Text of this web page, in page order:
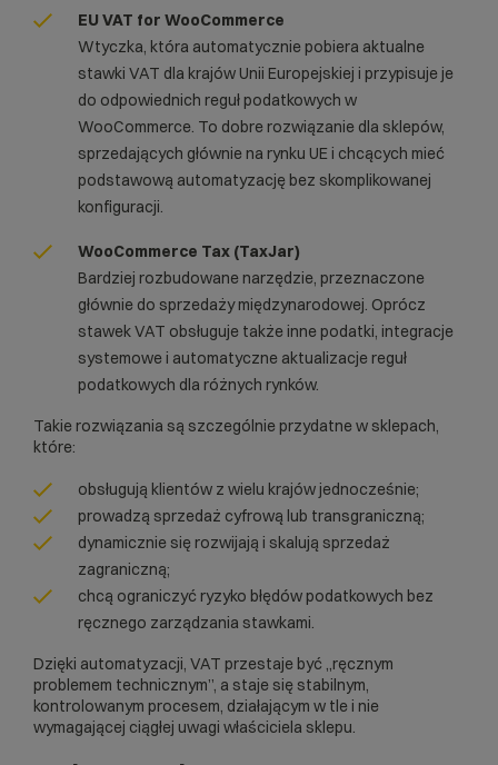
EU VAT for WooCommerce
Wtyczka, która automatycznie pobiera aktualne
stawki VAT dla krajów Unii Europejskiej i przypisuje je
do odpowiednich reguł podatkowych w
WooCommerce. To dobre rozwiązanie dla sklepów,
sprzedających głównie na rynku UE i chcących mieć
podstawową automatyzację bez skomplikowanej
konfiguracji.
WooCommerce Tax (TaxJar)
Bardziej rozbudowane narzędzie, przeznaczone
głównie do sprzedaży międzynarodowej. Oprócz
stawek VAT obsługuje także inne podatki, integracje
systemowe i automatyczne aktualizacje reguł
podatkowych dla różnych rynków.
Takie rozwiązania są szczególnie przydatne w sklepach,
które:
obsługują klientów z wielu krajów jednocześnie;
prowadzą sprzedaż cyfrową lub transgraniczną;
dynamicznie się rozwijają i skalują sprzedaż
zagraniczną;
chcą ograniczyć ryzyko błędów podatkowych bez
ręcznego zarządzania stawkami.
Dzięki automatyzacji, VAT przestaje być „ręcznym
problemem technicznym”, a staje się stabilnym,
kontrolowanym procesem, działającym w tle i nie
wymagającej ciągłej uwagi właściciela sklepu.